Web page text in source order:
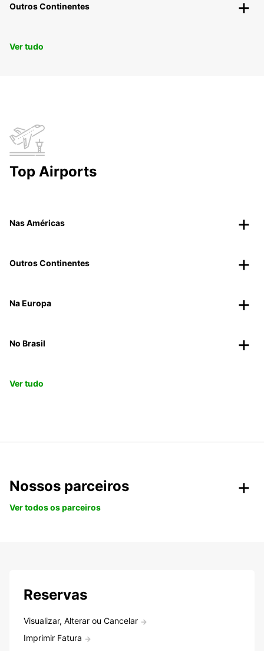
Outros Continentes
Ver tudo
Top Airports
Nas Américas
Outros Continentes
Na Europa
No Brasil
Ver tudo
Nossos parceiros
Ver todos os parceiros
Reservas
Visualizar, Alterar ou Cancelar
Imprimir Fatura